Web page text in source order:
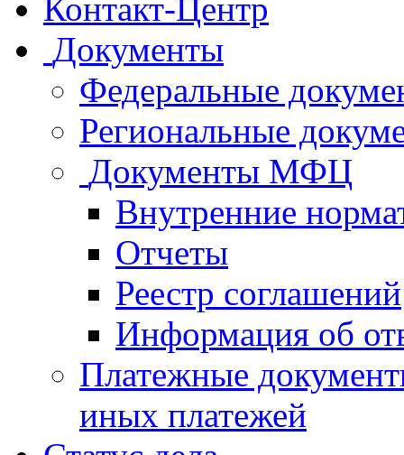
Контакт-Центр
Документы
Федеральные
Региональные
Документы МФЦ
Внутренние
Отчеты
Реестр соглашений
Информация об
Платежные
иных платежей